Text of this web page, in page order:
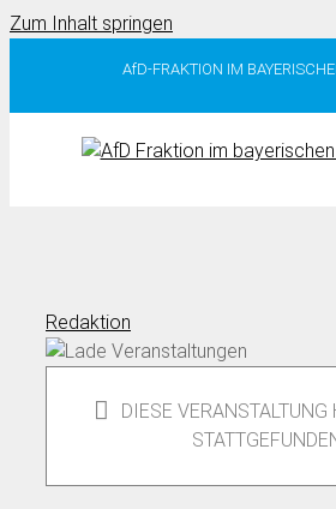
Zum Inhalt springen
AfD-FRAKTION IM
Redaktion
DIESE VERANSTALTUNG